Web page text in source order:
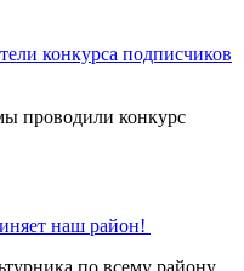
конкурса подписчиков
проводили конкурс
наш район!
по всему району